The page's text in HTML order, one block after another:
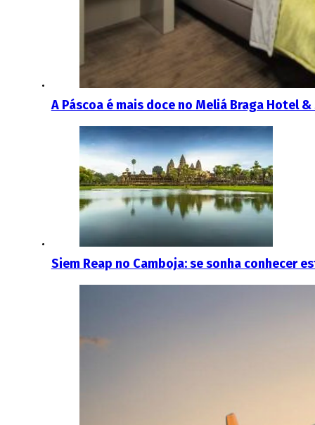
A Páscoa é mais doce no Meliá Braga Hotel &
Siem Reap no Camboja: se sonha conhecer